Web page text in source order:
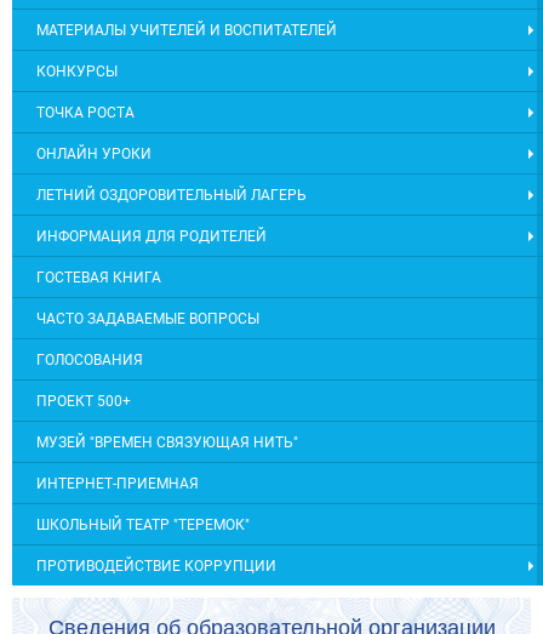
МАТЕРИАЛЫ УЧИТЕЛЕЙ И ВОСПИТАТЕЛЕЙ
КОНКУРСЫ
ТОЧКА РОСТА
ОНЛАЙН УРОКИ
ЛЕТНИЙ ОЗДОРОВИТЕЛЬНЫЙ ЛАГЕРЬ
ИНФОРМАЦИЯ ДЛЯ РОДИТЕЛЕЙ
ГОСТЕВАЯ КНИГА
ЧАСТО ЗАДАВАЕМЫЕ ВОПРОСЫ
ГОЛОСОВАНИЯ
ПРОЕКТ 500+
МУЗЕЙ "ВРЕМЕН СВЯЗУЮЩАЯ НИТЬ"
ИНТЕРНЕТ-ПРИЕМНАЯ
ШКОЛЬНЫЙ ТЕАТР "ТЕРЕМОК"
ПРОТИВОДЕЙСТВИЕ КОРРУПЦИИ
Сведения об образовательной организации